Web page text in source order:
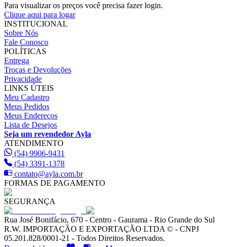
Para visualizar os preços você precisa fazer login.
Clique aqui para logar
INSTITUCIONAL
Sobre Nós
Fale Conosco
POLÍTICAS
Entrega
Trocas e Devoluções
Privacidade
LINKS ÚTEIS
Meu Cadastro
Meus Pedidos
Meus Endereços
Lista de Desejos
Seja um revendedor Ayla
ATENDIMENTO
(54) 9906-9431
(54) 3391-1378
contato@ayla.com.br
FORMAS DE PAGAMENTO
SEGURANÇA
Rua José Bonifácio, 670 - Centro - Gaurama - Rio Grande do Sul
R.W. IMPORTAÇÃO E EXPORTAÇÃO LTDA © - CNPJ
05.201.828/0001-21 - Todos Direitos Reservados.